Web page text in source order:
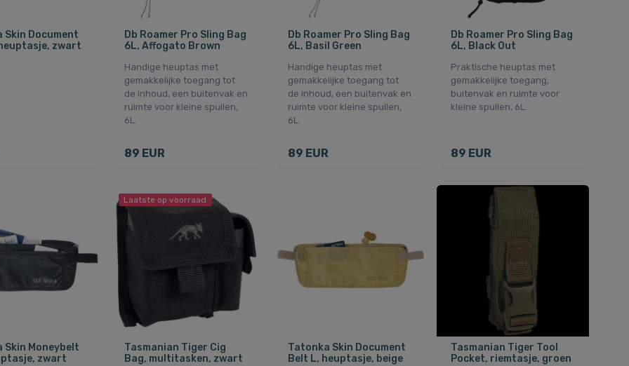
Skin Document
zwart
Db Roamer Pro Sling Bag
6L, Affogato Brown
Handige heuptas met
gemakkelijke toegang tot
de inhoud, een buitenvak en
ruimte voor kleine spullen,
6L.
89 EUR
Db Roamer Pro Sling Bag
6L, Basil Green
Handige heuptas met
gemakkelijke toegang tot
de inhoud, een buitenvak en
ruimte voor kleine spullen,
6L.
89 EUR
Db Roamer Pro Sling Bag
6L, Black Out
Praktische heuptas met
gemakkelijke toegang,
buitenvak en ruimte voor
kleine spullen, 6L.
89 EUR
Skin Moneybelt
zwart
Laatste op voorraad
Tasmanian Tiger Cig
Bag, multitasken, zwart
Tatonka Skin Document
Belt L, heuptasje, beige
Tasmanian Tiger Tool
Pocket, riemtasje, groen